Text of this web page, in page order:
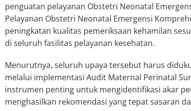
penguatan pelayanan Obstetri Neonatal
Pelayanan Obstetri Neonatal Emergensi
peningkatan kualitas pemeriksaan kehamilan
di seluruh fasilitas pelayanan kesehatan.
Menurutnya, seluruh upaya tersebut harus
melalui implementasi Audit Maternal Perinatal
instrumen penting untuk mengidentifikasi akar
menghasilkan rekomendasi yang tepat sasaran